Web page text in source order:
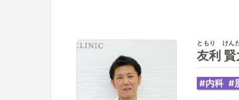
病気に関す
ともり けん
友利
#内科 #